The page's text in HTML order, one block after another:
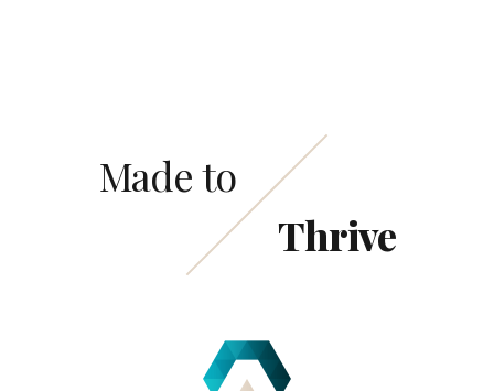
Made to
Thrive